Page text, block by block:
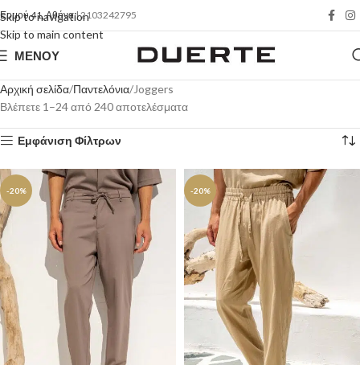
Skip to navigation
Skip to main content
Ερμού 41, Αθήνα| 2103242795
ΜΕΝΟΎ
Αρχική σελίδα Παντελόνια Joggers
Βλέπετε 1–24 από 240 αποτελέσματα
Εμφάνιση Φίλτρων
-20% -20%